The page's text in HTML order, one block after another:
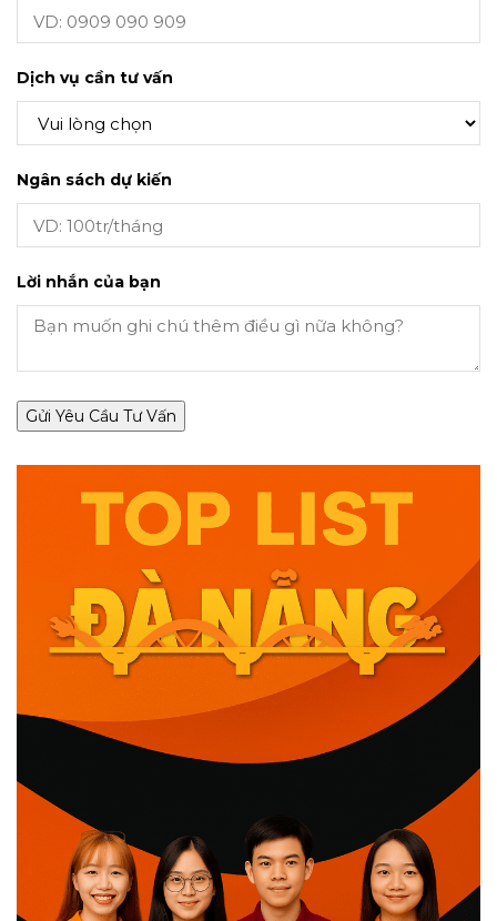
Dịch vụ cần tư vấn
Ngân sách dự kiến
Lời nhắn của bạn
Gửi Yêu Cầu Tư Vấn